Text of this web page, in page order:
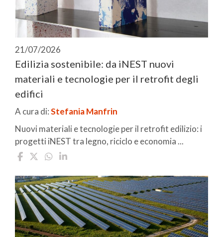
21/07/2026
Edilizia sostenibile: da iNEST nuovi
materiali e tecnologie per il retrofit degli
edifici
A cura di:Stefania Manfrin
Nuovi materiali e tecnologie per il retrofit edilizio: i
progetti iNEST tra legno, riciclo e economia ...